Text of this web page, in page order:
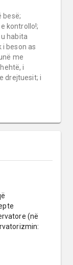
kontrollo!;
u habita
i beson as
me
i
drejtuesit; i
(në